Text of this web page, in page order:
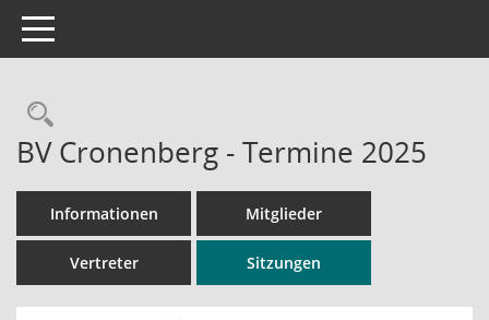
Toggle navigation
Rechercheauswahl
BV Cronenberg - Termine 2025
Informationen Mitglieder
Vertreter Sitzungen